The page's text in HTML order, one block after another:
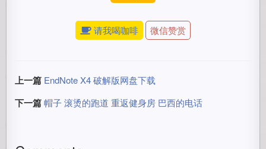
请我喝咖啡 微信赞赏
上一篇 EndNote X4 破解版网盘下载
下一篇 帽子 滚烫的跑道 重返健身房 巴西的电话